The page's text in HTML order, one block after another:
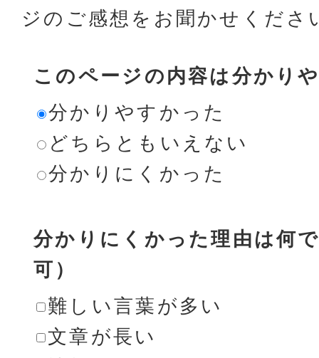
ジのご感想をお聞かせくださ
このページの内容は分かり
分かりやすかった
どちらともいえない
分かりにくかった
分かりにくかった理由は何
可）
難しい言葉が多い
文章が長い